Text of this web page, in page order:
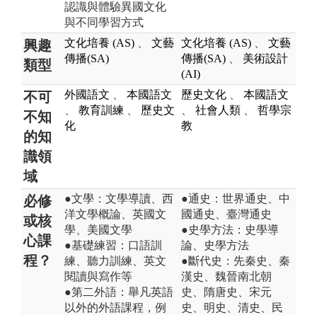
認識與體驗異國文化
與不同學習方式
興趣
類型
文化培養 (AS)
文藝
傳播(SA)
文化培養 (AS)
文藝
傳播(SA)
美術設計
(AI)
不可
不知
的知
識領
域
外國語文
本國語文
教育訓練
歷史文
化
歷史文化
本國語文
社會人類
哲學宗
教
必修
或核
心課
程？
●文學：文學導讀、西
洋文學概論、英國文
學、美國文學
●基礎練習：口語訓
練、聽力訓練、英文
閱讀與寫作等
●第二外語：舉凡英語
以外的外語課程，例
●通史：世界通史、中
國通史、臺灣通史
●史學方法：史學導
論、史學方法
●斷代史：先秦史、秦
漢史、魏晉南北朝
史、隋唐史、宋元
史、明史、清史、民